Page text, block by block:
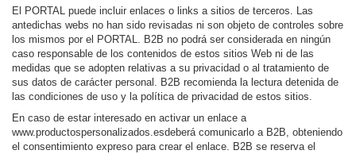
El PORTAL puede incluir enlaces o links a sitios de terceros. Las
antedichas webs no han sido revisadas ni son objeto de controles sobre
los mismos por el PORTAL. B2B no podrá ser considerada en ningún
caso responsable de los contenidos de estos sitios Web ni de las
medidas que se adopten relativas a su privacidad o al tratamiento de
sus datos de carácter personal. B2B recomienda la lectura detenida de
las condiciones de uso y la política de privacidad de estos sitios.
En caso de estar interesado en activar un enlace a
www.productospersonalizados.esdeberá comunicarlo a B2B, obteniendo
el consentimiento expreso para crear el enlace. B2B se reserva el